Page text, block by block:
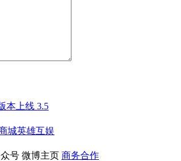
本上线 3.5
城英雄互娱
号 微博主页 商务合作